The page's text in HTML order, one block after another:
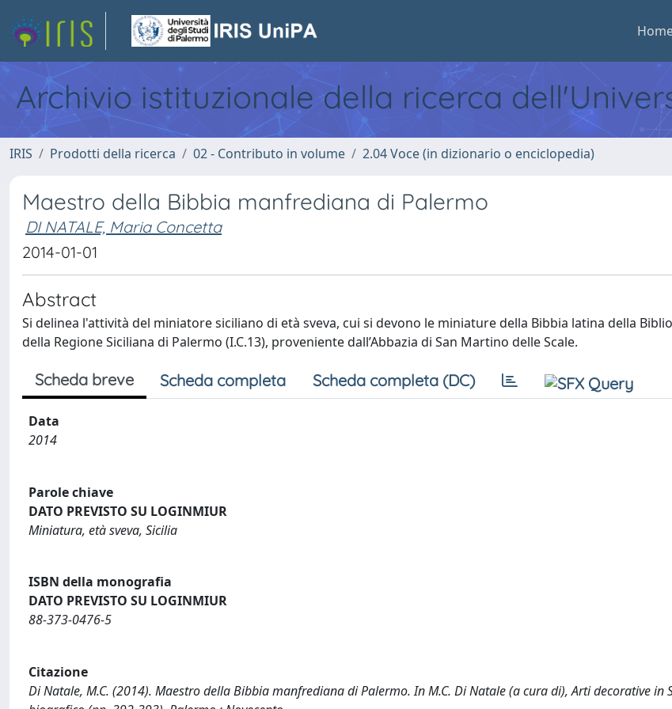
Archivio istituzionale della ricerca
IRIS Prodotti della ricerca 02 - Contributo in volume 2.04 Voce (in dizionario o enciclopedia)
Maestro della Bibbia manfrediana di Palermo
DI NATALE, Maria Concetta
2014-01-01
Abstract
Si delinea l'attività del miniatore siciliano di età sveva, cui si devono le miniature della Bibbia latina della
della Regione Siciliana di Palermo (I.C.13), proveniente dall’Abbazia di San Martino delle Scale.
Scheda breve Scheda completa Scheda completa (DC)
Data
2014
Parole chiave
DATO PREVISTO SU LOGINMIUR
Miniatura, età sveva, Sicilia
ISBN della monografia
DATO PREVISTO SU LOGINMIUR
88-373-0476-5
Citazione
Di Natale, M.C. (2014). Maestro della Bibbia manfrediana di Palermo. In M.C. Di Natale (a cura di), Arti decorative in